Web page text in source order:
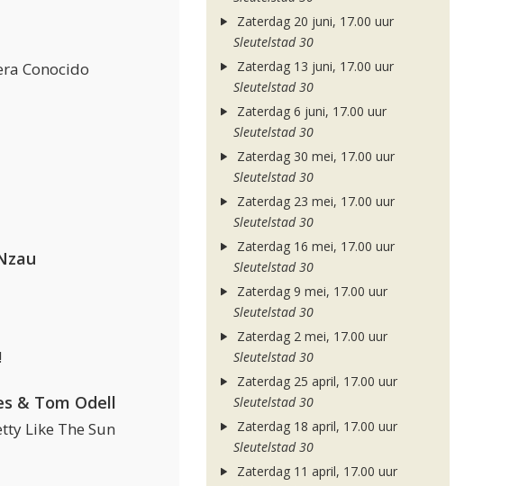
Conocido
& Tom Odell
Like The Sun
Zaterdag 20 juni, 17.00 uur
Sleutelstad 30
Zaterdag 13 juni, 17.00 uur
Sleutelstad 30
Zaterdag 6 juni, 17.00 uur
Sleutelstad 30
Zaterdag 30 mei, 17.00 uur
Sleutelstad 30
Zaterdag 23 mei, 17.00 uur
Sleutelstad 30
Zaterdag 16 mei, 17.00 uur
Sleutelstad 30
Zaterdag 9 mei, 17.00 uur
Sleutelstad 30
Zaterdag 2 mei, 17.00 uur
Sleutelstad 30
Zaterdag 25 april, 17.00 uur
Sleutelstad 30
Zaterdag 18 april, 17.00 uur
Sleutelstad 30
Zaterdag 11 april, 17.00 uur